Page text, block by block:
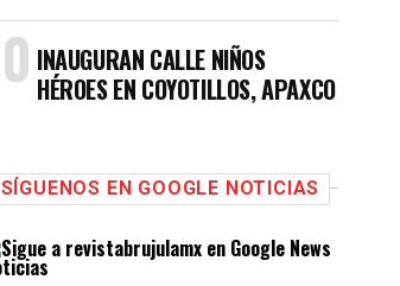
INAUGURAN CALLE NIÑOS
HÉROES EN COYOTILLOS, APAXCO
SÍGUENOS EN GOOGLE NOTICIAS